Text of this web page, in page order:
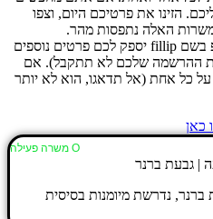
הזינו את פרטיכם היום, וצפו
האלה נתפסות מהר.
שימו ♥! לאחר ההרשמה בוט וואצפ בשם fillip יספק לכם פרטים נוספים
ההרשמה שלכם לא תתקבל). אם
כל אחת (אל תדאגו, הוא לא יותר
כאן
Ο משרה פעילה
נדרשת מיומנות בסיסית